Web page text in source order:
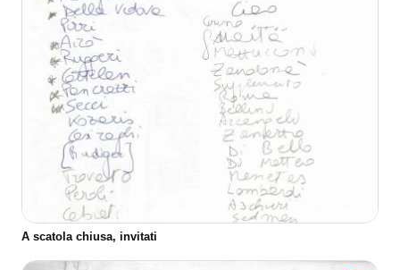
A scatola chiusa, invitati